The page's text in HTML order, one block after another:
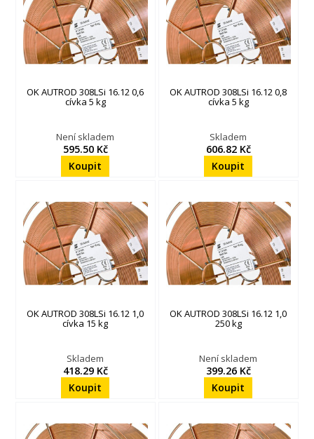
OK AUTROD 308LSi 16.12 0,6
cívka 5 kg
Není skladem
595.50 Kč
OK AUTROD 308LSi 16.12 0,8
cívka 5 kg
Skladem
606.82 Kč
OK AUTROD 308LSi 16.12 1,0
cívka 15 kg
Skladem
418.29 Kč
OK AUTROD 308LSi 16.12 1,0
250 kg
Není skladem
399.26 Kč